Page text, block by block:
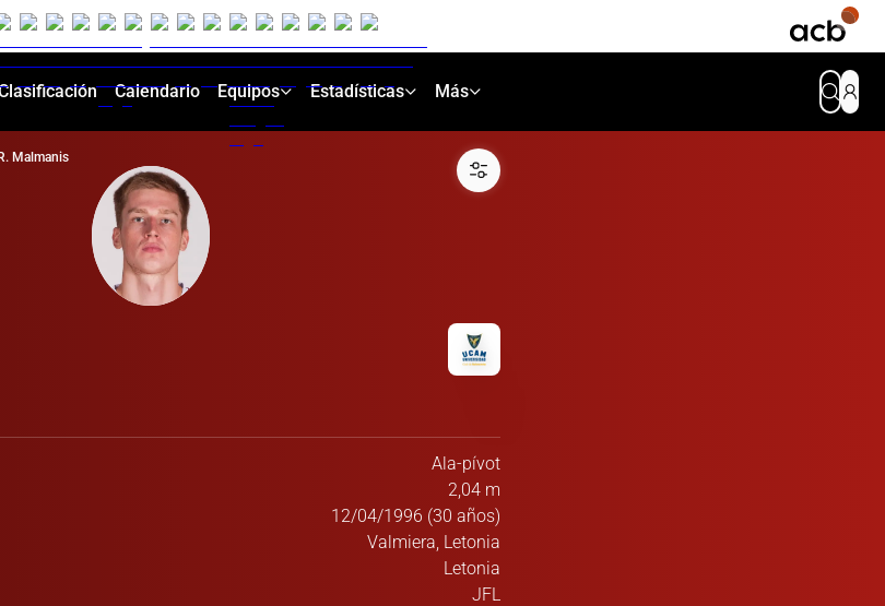
Calendario Equipos Estadísticas Más
R. Malmanis
Ala-pívot
2,04 m
12/04/1996 (30 años)
Valmiera, Letonia
Letonia
JFL